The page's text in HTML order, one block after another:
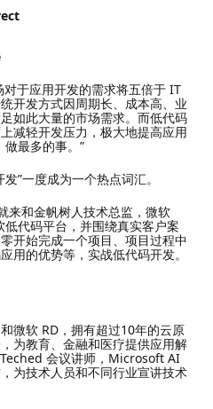
于应用开发的需求将五倍于 IT
开发方式因周期长、成本高、业
如此大量的市场需求。而低代码
减轻开发压力，极大地提高应用
最多的事。”
”一度成为一个热点词汇。
来和金帆树人技术总监，微软
代码平台，并围绕真实客户案
开始完成一个项目、项目过程中
用的优势等，实战低代码开发。
微软 RD，拥有超过10年的云原
为教育、金融和医疗提供应用解
会议讲师，Microsoft AI
为技术人员和不同行业宣讲技术